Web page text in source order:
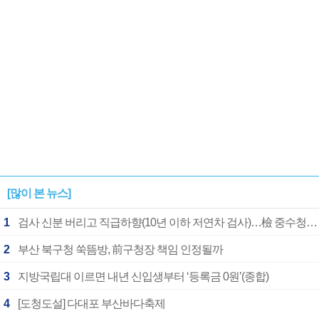
[많이 본 뉴스]
1 검사 신분 버리고 직급하향(10년 이하 저연차 검사)…檢 중수청행 기피
2 부산 북구청 쑥뜸방, 前구청장 책임 인정될까
3 지방국립대 이르면 내년 신입생부터 ‘등록금 0원’(종합)
4 [도청도설] 다대포 부산바다축제